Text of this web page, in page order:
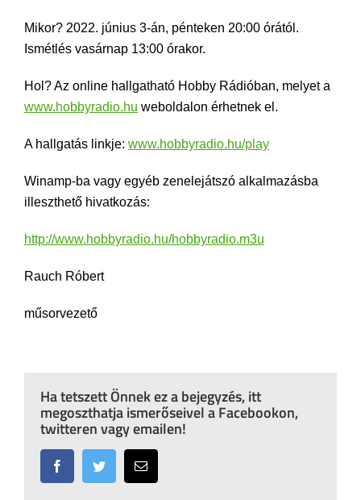
Mikor? 2022. június 3-án, pénteken 20:00 órától.
Ismétlés vasárnap 13:00 órakor.
Hol? Az online hallgatható Hobby Rádióban, melyet a
www.hobbyradio.hu weboldalon érhetnek el.
A hallgatás linkje: www.hobbyradio.hu/play
Winamp-ba vagy egyéb zenelejátszó alkalmazásba
illeszthető hivatkozás:
http://www.hobbyradio.hu/hobbyradio.m3u
Rauch Róbert
műsorvezető
Ha tetszett Önnek ez a bejegyzés, itt
megoszthatja ismerőseivel a Facebookon,
twitteren vagy emailen!
FacebookTwitter Email: